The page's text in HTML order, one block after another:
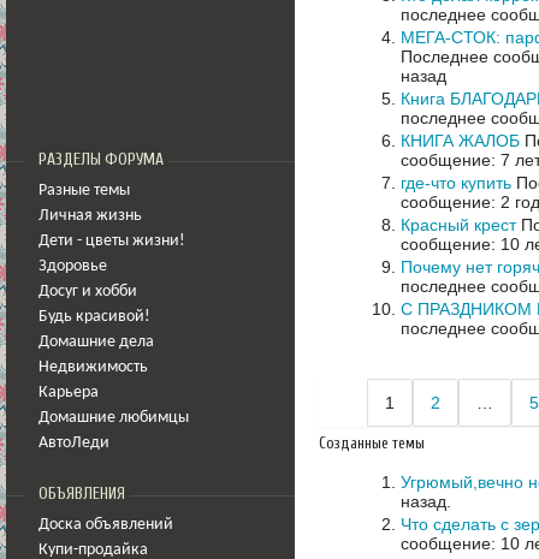
РАЗДЕЛЫ ФОРУМА
Разные темы
Личная жизнь
Дети - цветы жизни!
Здоровье
Досуг и хобби
Будь красивой!
Домашние дела
Недвижимость
Карьера
Домашние любимцы
АвтоЛеди
ОБЪЯВЛЕНИЯ
Доска объявлений
Купи-продайка
последнее
МЕГА-СТОК:
Последнее
назад
Книга
последнее
КНИГА ЖАЛОБ
сообщение: 7
где-что купить
сообщение: 2
Красный крест
сообщение: 10
Почему нет
последнее
С ПРАЗДНИКОМ
последнее
1 2 5
Созданные темы
Угрюмый,вечно
назад.
Что сделать с
сообщение: 10